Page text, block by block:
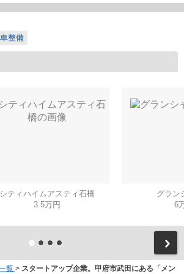
整備
シティハイムアスティ石橋
3.5万円
グラン
6
覧 > スタートアップ企業。甲府市武田にある「メン